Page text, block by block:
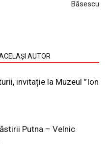
Băsescu
AUTOR
invitație la Muzeul ”Ion
Putna – Velnic